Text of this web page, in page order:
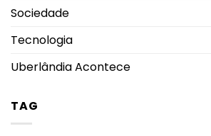
Sociedade
Tecnologia
Uberlândia Acontece
TAG